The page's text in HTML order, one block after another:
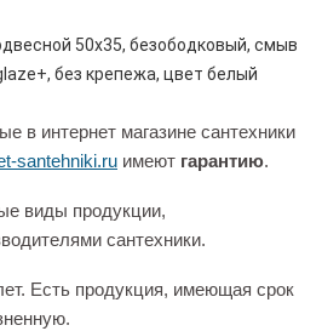
50x35, безободковый, смыв
без крепежа, цвет белый
в интернет магазине сантехники
santehniki.ru имеют гарантию.
виды продукции,
сантехники.
Есть продукция, имеющая срок